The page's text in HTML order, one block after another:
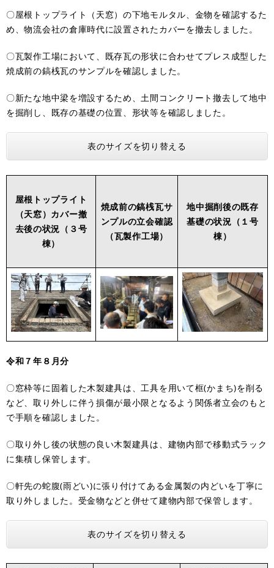
〇屋根トップライト（天窓）の下地モルタル、金物を確認するた
め、物流会社の倉庫時代に設置されたカバーを撤去しました。
〇瓦製作工場において、既存瓦の形状に合わせてプレス成型した
焼成前の鎬桟瓦のサンプルを確認しました。
〇新たな地中梁を増設するため、土間コンクリート撤去して地中
を掘削し、既存の基礎の位置、形状等を確認しました。
表のサイズを切り替える
屋根トップライト
（天窓）カバー撤
去後の状況（３号
棟）
焼成前の鎬桟瓦サ
ンプルの立会確認
（瓦製作工場）
地中掘削後の既存
基礎の状況（１号
棟）
令和７年８月分
〇窓枠等に固着した木製建具は、工具を用いて框(かまち)を削る
など、取り外しに伴う損傷が最小限となるよう関係者立会のもと
で手順を確認しました。
〇取り外し後の状態の良い木製建具は、建物内部で移動式ラック
に集積し保管します。
〇軒先の蛇腹(雨どい)に張り付けてある金属製の内どいを丁寧に
取り外しました。受金物などと併せて建物内部で保管します。
表のサイズを切り替える